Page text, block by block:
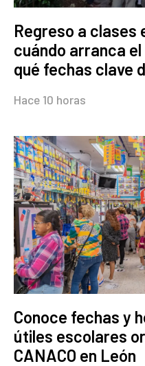
Regreso a clases
cuándo arranca
qué fechas clave
Hace 10 horas
Conoce fechas y
útiles escolares
CANACO en León